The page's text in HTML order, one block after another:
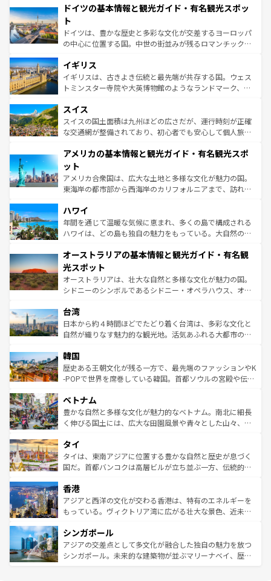
せる。地方によって風土や気候が異なるスペインはその個
ンテンツ一覧 を参照してほしい。
で、幅広い魅力が詰まっている。華麗な宮殿、歴史的な大
聖堂、美しいビーチ、そして豊かな自然が、訪れる者を心
から魅了する。また、フランスは美食の国としても知ら
れ、フランス料理はユネスコ無形文化遺産にも登録されて
香り高いラベンダー畑など、多彩な楽しみ方が可能だ。さ
らに、パリ以外の地域にも魅力が溢れており、どの街角に
も豊かな歴史と文化が息づいている。パリ以外の個性あふ
を参照してほしい。
ドイツの基本情報と観光ガイド・有名観光スポッ
ト
ドイツは、豊かな歴史と多彩な文化が交差するヨーロッパ
の中心に位置する国。中世の街並みが残るロマンチック街
顔を持つこの国は、どこを歩いても飽きることがない。ベ
ルリンの文化的活気、バイエルン州のアルプスの絶景、そ
してライン川沿いのワイン畑といった風景は必見。ビール
は、お酒好きな人にはぜひ体験してほしい。 なお、新着の
ドイツ情報はコンテンツ一覧を参照してほしい。
イギリス
イギリスは、古きよき伝統と最先端が共存する国。ウェス
トミンスター寺院や大英博物館のようなランドマーク、歴
リアごとに異なる魅力がある。また、優雅なアフタヌーン
ティー、ビール好きにはたまらない英国パブ、サッカー観
戦など、本場だからこそできる体験も豊富。イギリスを旅
ンツ一覧を参照してほしい。
スイス
スイスの国土面積は九州ほどの広さだが、運行時刻が正確
な交通網が整備されており、初心者でも安心して個人旅行
の建物がそのまま残る町や、スイスならではのユニークな
博物館もあり、アルプス観光だけでなく町歩きも満喫する
ことができる。国民の所得が高いため物価も高いが、旅行
者向けの交通パス提供のサービスもあり、うまく活用すれ
着のスイス情報は
アメリカの基本情報と観光ガイド・有名観光スポ
ット
アメリカ合衆国は、広大な土地と多様な文化が魅力の国。
東海岸の都市部から西海岸のカリフォルニアまで、訪れる
のような巨大都市は、観光、ショッピング、エンターテイ
ンメントが詰まった刺激的なスポットだ。一方、アメリカ
西部には大自然が広がり、グランドキャニオンやイエロー
部のニューオーリンズでは、音楽と美食が融合した独特の
文化が魅力。旅行者はアメリカの各地域で異なる魅力を楽
しみながら、その多様性と豊かな歴史を感じることができ
るだろう。車でのロードトリップや列車の旅も、アメリカ
情報は
ハワイ
年間を通じて温暖な気候に恵まれ、多くの島で構成される
ハワイは、どの島も独自の魅力をもっている。大自然の神
ワイ島は見逃せない。また、定番の観光地といえばオアフ
島だが、静かな自然を求めるならマウイ島やカウアイ島が
おすすめ。エメラルドグリーンに輝く海をはじめ、豊かな
文化や歴史が息づいている。「アロハスピリット」と呼ば
人々、おいしいローカルフードやハワイアンミュージッ
ク、伝統的なフラダンスなど、すべてがハワイの魅力を彩
っている。訪れるたびに新しい発見と感動が待っているハ
はコンテンツ一覧
オーストラリアの基本情報と観光ガイド・有名観
光スポット
オーストラリアは、壮大な自然と多様な文化が魅力の国。
シドニーのシンボルであるシドニー・オペラハウス、オー
リアリーフや大陸中央部にそびえるウルル（エアーズロッ
ク）、タスマニアの美しい原生林やケアンズの熱帯雨林な
ど、見どころがたくさん。また、カフェやワイン、オージ
いる。アクティビティも充実しており、サーフィンやダイ
ビング、ハイキングなど、アウトドア好きにはたまらな
い。オーストラリアの多彩な魅力を存分に味わいつくそ
参照してほしい。
台湾
日本から約４時間ほどでたどり着く台湾は、多彩な文化と
自然が織りなす魅力的な観光地。活気あふれる大都市の台
ン）、静ひつな山岳地帯である台湾東部など、都市の喧騒
と山間の静けさが共存しており、訪れる人に新しい発見と
驚きをもたらしてくれる。また、奥深い台湾の食文化も魅
容にもいいと評判のスイーツなど、バラエティ豊かな料理
が味わえる。 なお、新着の台湾情報は コンテンツ一覧を参
照してほしい。
韓国
歴史ある王朝文化が残る一方で、最先端のファッションやK
-POPで世界を席巻している韓国。首都ソウルの宮殿や伝統
き、地方に足を延ばせば四季折々の自然美を楽しむことが
できる。そして、キムチや焼肉、絶品のストリートフード
まで、さまざまな韓国料理が待っている。夜には、韓国な
リティに包まれながら、韓国の多彩な魅力を心ゆくまで味
わってみてほしい。 なお、新着の韓国情報はコンテンツ一
覧を参照してほしい。
ベトナム
豊かな自然と多様な文化が魅力的なベトナム。南北に細長
く伸びる国土には、広大な田園風景や青々とした山々、世
急速な発展と共に伝統が息づく。ハノイの古い町並みやホ
ーチミン市のフランス統治時代の建物も、独特の雰囲気を
醸し出している。また、バラエティの豊かさとおいしさで
とつ。フォーやバインミー、ベトナムコーヒーなどは、ぜ
ひ現地で味わいたい。どの地域を訪れてもあたたかい人々
が旅行者を迎えてくれるので、きっと忘れられない旅にな
参照してほしい。
タイ
タイは、東南アジアに位置する豊かな自然と歴史が息づく
国だ。首都バンコクは高層ビルが立ち並ぶ一方、伝統的な
の活気が交差している。北部ではチェンマイなどの山岳地
帯で自然と触れ合い、南部ではプーケットやクラビの美し
いビーチでリゾート気分を楽しむことができる。タイ料理
激する。気候は一年中温暖で、どの季節にも異なる楽しみ
が待っている。親しみやすいタイの人々、仏教を中心とし
た文化、そして多様な観光資源が、訪れる旅人を魅了し続
香港
アジアと西洋の文化が交わる香港は、特有のエネルギーを
もっている。ヴィクトリア湾に広がる壮大な景色、近未来
み、どこを訪れても感動するはず。観光スポットが密集し
ており、効率よく見どころを回れるのも魅力。息をのむよ
うな絶景から文化的な体験まで、香港を存分に楽しみ尽く
シンガポール
アジアの交差点として多文化が融合した独自の魅力を放つ
シンガポール。未来的な建築物が並ぶマリーナベイ、歴史